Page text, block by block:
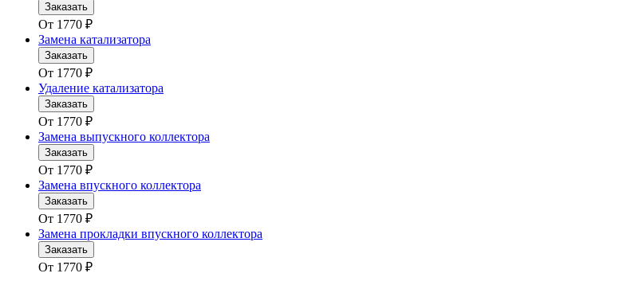
Заказать
От 1770 ₽
Замена катализатора
Заказать
От 1770 ₽
Удаление катализатора
Заказать
От 1770 ₽
Замена выпускного коллектора
Заказать
От 1770 ₽
Замена впускного коллектора
Заказать
От 1770 ₽
Замена прокладки впускного коллектора
Заказать
От 1770 ₽